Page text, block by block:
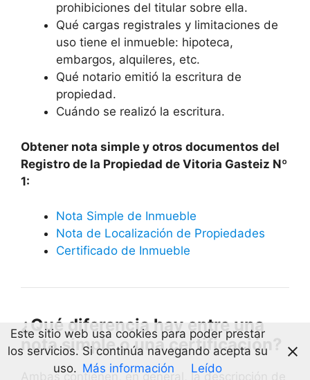
prohibiciones del titular sobre ella.
Qué cargas registrales y limitaciones de
uso tiene el inmueble: hipoteca,
embargos, alquileres, etc.
Qué notario emitió la escritura de
propiedad.
Cuándo se realizó la escritura.
Obtener nota simple y otros documentos del
Registro de la Propiedad de Vitoria Gasteiz Nº
1:
Nota Simple de Inmueble
Nota de Localización de Propiedades
Certificado de Inmueble
¿Qué diferencia hay entre una
nota simple o una certificación?
Ambas contienen, en general, la descripción de
Este sitio web usa cookies para poder prestar
los servicios. Si continúa navegando acepta su
uso. Más información Leído